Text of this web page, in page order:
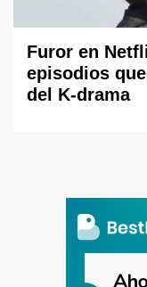
Furor en
episodios
del K-drama